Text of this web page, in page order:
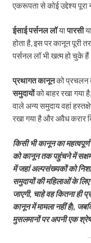
एकरूपता से कोई उद्देश्य पूरा
ईसाई पर्सनल लॉयापारसी
होता है, इस पर कानून पूरी
पर्सनल लॉ भी खत्म हो चुके
प्रथागत कानूनको प्रचलन
समुदायोंको बाहर रखा गया
वाले अन्य समुदाय वहां
रखा गया है और अवैध करार
किसी भी कानून का
को कानून तक पहुंचने में सक्षम
में जहां अल्पसंख्यकों को
समुदायों की महिलाओं के
जाएगी, चाहे वह कितना ही
कानून में मामला नहीं है),
मुसलमानों पर अपनी एक